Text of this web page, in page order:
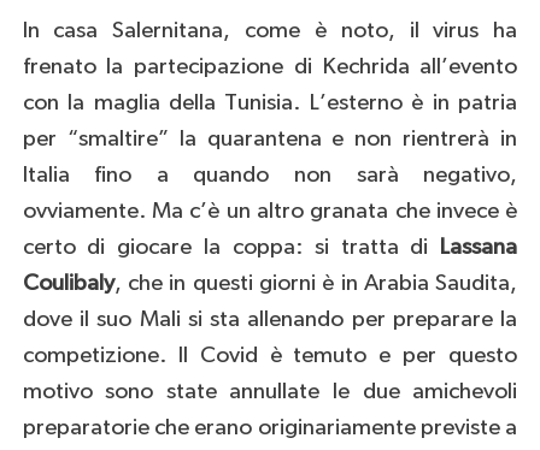
In casa Salernitana, come è noto, il virus ha
frenato la partecipazione di Kechrida all’evento
con la maglia della Tunisia. L’esterno è in patria
per “smaltire” la quarantena e non rientrerà in
Italia fino a quando non sarà negativo,
ovviamente. Ma c’è un altro granata che invece è
certo di giocare la coppa: si tratta di
Lassana
Coulibaly, che in questi giorni è in Arabia Saudita,
dove il suo Mali si sta allenando per preparare la
competizione. Il Covid è temuto e per questo
motivo sono state annullate le due amichevoli
preparatorie che erano originariamente previste a